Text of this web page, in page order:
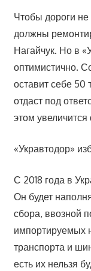
Чтобы дороги
должны
Нагайчук. Но в
оптимистично.
оставит себе 50
отдаст под
этом
«Укравтодор»
С 2018 года в
Он будет
сбора, ввозной
импортируемых
транспорта и
есть их нельзя